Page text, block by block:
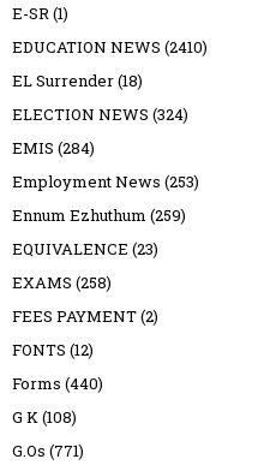
E-SR(1)
EDUCATION NEWS (2410)
EL Surrender(18)
ELECTION NEWS (324)
EMIS (284)
Employment News (253)
Ennum Ezhuthum (259)
EQUIVALENCE (23)
EXAMS (258)
FEES PAYMENT(2)
FONTS (12)
Forms (440)
G K(108)
G.Os (771)